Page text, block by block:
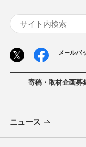
メールバ
寄稿・取材企画募
ニュース